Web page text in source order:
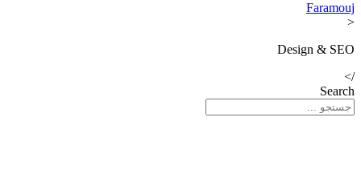
Faramouj
<
Design & SEO
/>
Search